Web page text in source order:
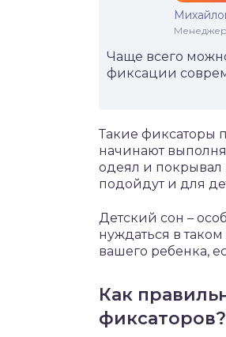
Чаще всего
фиксации
Такие фиксаторы
начинают
одеял и покрывал
подойдут и для
Детский сон –
нуждаться в
вашего ребенка,
Как
фиксаторов?